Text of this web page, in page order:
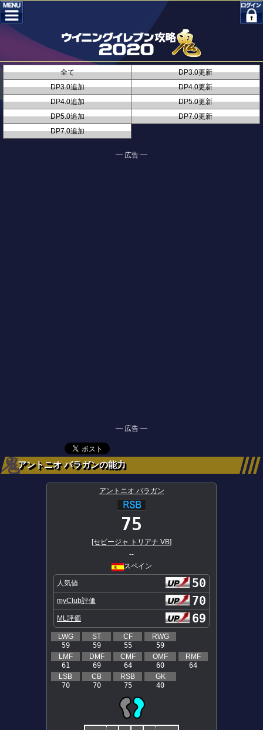
全て
DP3.0更新
DP3.0追加
DP4.0更新
DP4.0追加
DP5.0更新
DP5.0追加
DP7.0更新
DP7.0追加
━ 広告 ━
━ 広告 ━
アントニオ バラガンの能力
アントニオ バラガン
75
[セビージャ トリアナ VB]
--
スペイン
人気値 50
myClub評価 70
ML評価 69
LWG
59
ST
59
CF
55
RWG
59
LMF
61
DMF
69
CMF
64
OMF
60
RMF
64
LSB
70
CB
70
RSB
75
GK
40